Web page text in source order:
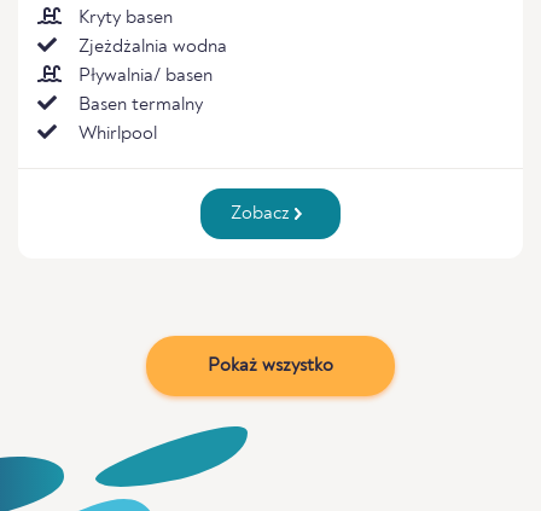
Kryty basen
Zjeżdżalnia wodna
Pływalnia/ basen
Basen termalny
Whirlpool
Zobacz
Pokaż wszystko